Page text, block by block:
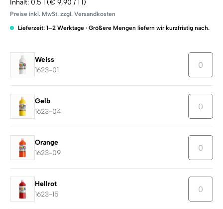
Inhalt: 0.5 l (€ 9,90 / 1 l)
Preise inkl. MwSt. zzgl. Versandkosten
Lieferzeit: 1–2 Werktage · Größere Mengen liefern wir kurzfristig nach.
Weiss
1623-01
Gelb
1623-04
Orange
1623-09
Hellrot
1623-15